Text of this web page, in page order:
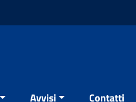
Avvisi Contatti